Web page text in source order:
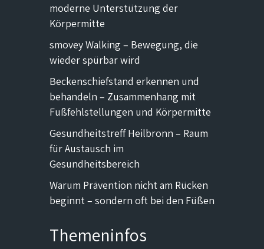
moderne Unterstützung der
Körpermitte
smovey Walking – Bewegung, die
wieder spürbar wird
Beckenschiefstand erkennen und
behandeln – Zusammenhang mit
Fußfehlstellungen und Körpermitte
Gesundheitstreff Heilbronn – Raum
für Austausch im
Gesundheitsbereich
Warum Prävention nicht am Rücken
beginnt – sondern oft bei den Füßen
Themeninfos